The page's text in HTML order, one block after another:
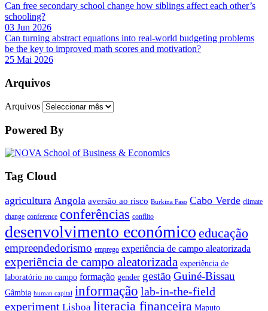
Can free secondary school change how siblings affect each other’s
schooling?
03 Jun 2026
Can turning abstract equations into real-world budgeting problems
be the key to improved math scores and motivation?
25 Mai 2026
Arquivos
Arquivos
Powered By
Tag Cloud
agricultura Angola aversão ao risco Burkina Faso Cabo Verde climate
change conference conferências conflito
desenvolvimento económico educação
empreendedorismo emprego experiência de campo aleatorizada
experiência de campo aleatorizada experiência de
laboratório no campo formação gender gestão Guiné-Bissau
Gâmbia human capital informação lab-in-the-field
experiment Lisboa literacia financeira Maputo